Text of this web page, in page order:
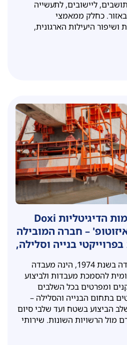
ליישובים, לתעשייה
באזור. כחלק ממאמצי
ושיפור היעילות הארגונית,
כיצד מערכת החתימות הדיגיטליות Doxi
– חברה המובילה
בנייה וסלילה,
חברת 'איזוטופ', אשר נוסדה בשנת 1974, הינה מעבדה
להסמכת מעבדות ולביצוע
ומפרטים בכל השלבים
בתחום הבנייה והסלילה –
הביצוע בשטח ועד שלבי סיום
מול הרשויות השונות. שירותי